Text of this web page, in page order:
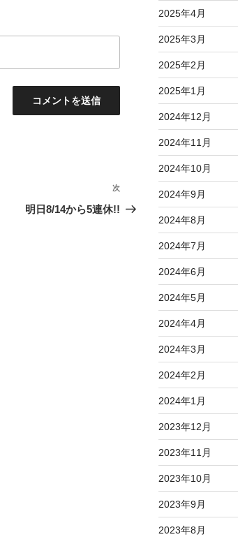
次
の
次
明日8/14から5連休!!
2025年4月
2025年3月
2025年2月
2025年1月
2024年12月
2024年11月
2024年10月
2024年9月
2024年8月
2024年7月
2024年6月
2024年5月
2024年4月
2024年3月
2024年2月
2024年1月
2023年12月
2023年11月
2023年10月
2023年9月
2023年8月